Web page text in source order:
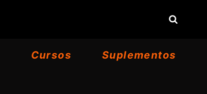
Cursos Suplementos